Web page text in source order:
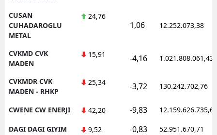
CUSAN
CUHADAROGLU
METAL
24,76
1,06 12.252.073,38
CVKMD CVK
MADEN
15,91 -4,16 1.021.808.061,43
CVKMDR CVK
MADEN - RHKP
25,34 -3,72 130.242.702,76
CWENE CW ENERJI 42,20 -9,83 12.159.626.735,62
DAGI DAGI GIYIM 9,52 -0,83 52.951.670,71